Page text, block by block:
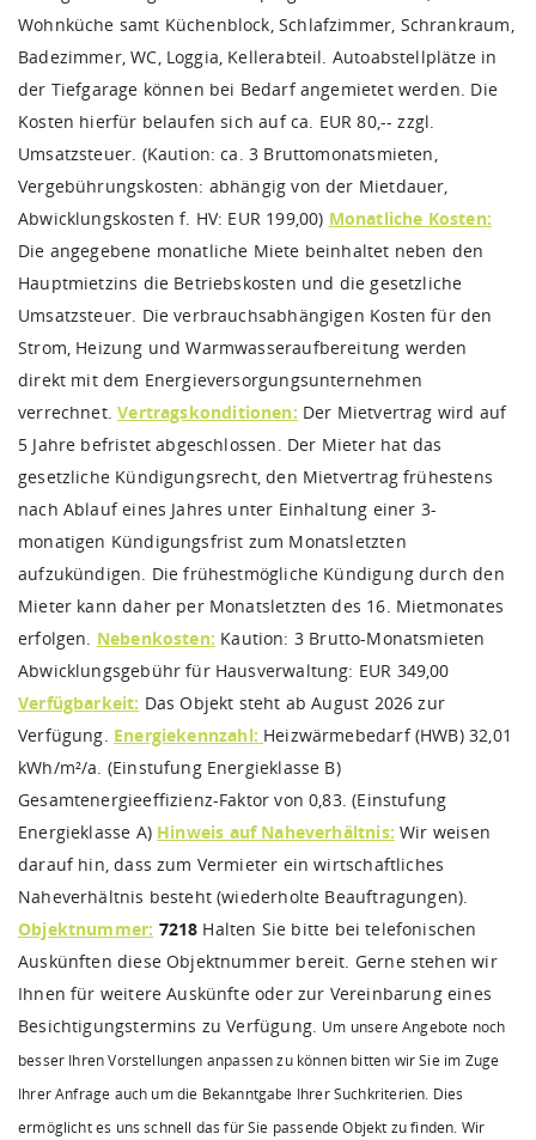
Wohnküche samt Küchenblock, Schlafzimmer, Schrankraum,
Badezimmer, WC, Loggia, Kellerabteil. Autoabstellplätze in
der Tiefgarage können bei Bedarf angemietet werden. Die
Kosten hierfür belaufen sich auf ca. EUR 80,-- zzgl.
Umsatzsteuer. (Kaution: ca. 3 Bruttomonatsmieten,
Vergebührungskosten: abhängig von der Mietdauer,
Abwicklungskosten f. HV: EUR 199,00) Monatliche Kosten:
Die angegebene monatliche Miete beinhaltet neben den
Hauptmietzins die Betriebskosten und die gesetzliche
Umsatzsteuer. Die verbrauchsabhängigen Kosten für den
Strom, Heizung und Warmwasseraufbereitung werden
direkt mit dem Energieversorgungsunternehmen
verrechnet.Vertragskonditionen: Der Mietvertrag wird auf
5 Jahre befristet abgeschlossen. Der Mieter hat das
gesetzliche Kündigungsrecht, den Mietvertrag frühestens
nach Ablauf eines Jahres unter Einhaltung einer 3-
monatigen Kündigungsfrist zum Monatsletzten
aufzukündigen. Die frühestmögliche Kündigung durch den
Mieter kann daher per Monatsletzten des 16. Mietmonates
erfolgen. Nebenkosten: Kaution: 3 Brutto-Monatsmieten
Abwicklungsgebühr für Hausverwaltung: EUR 349,00
Verfügbarkeit: Das Objekt steht ab August 2026 zur
Verfügung. Energiekennzahl: Heizwärmebedarf (HWB) 32,01
kWh/m²/a. (Einstufung Energieklasse B)
Gesamtenergieeffizienz-Faktor von 0,83. (Einstufung
Energieklasse A) Hinweis auf Naheverhältnis: Wir weisen
darauf hin, dass zum Vermieter ein wirtschaftliches
Naheverhältnis besteht (wiederholte Beauftragungen).
Objektnummer: 7218 Halten Sie bitte bei telefonischen
Auskünften diese Objektnummer bereit. Gerne stehen wir
Ihnen für weitere Auskünfte oder zur Vereinbarung eines
Besichtigungstermins zu Verfügung. Um unsere Angebote noch
besser Ihren Vorstellungen anpassen zu können bitten wir Sie im Zuge
Ihrer Anfrage auch um die Bekanntgabe Ihrer Suchkriterien. Dies
ermöglicht es uns schnell das für Sie passende Objekt zu finden. Wir